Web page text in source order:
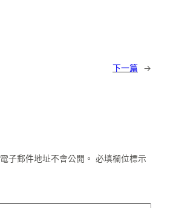
下一篇 →
子郵件地址不會公開。 必填欄位標示